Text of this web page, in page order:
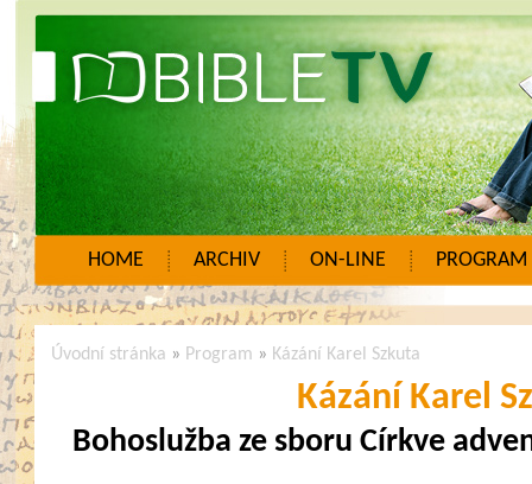
HOME ARCHIV ON-LINE PROGRAM
Úvodní stránka » Program » Kázání Karel Szkuta
Kázání Karel
Bohoslužba ze sboru Církve